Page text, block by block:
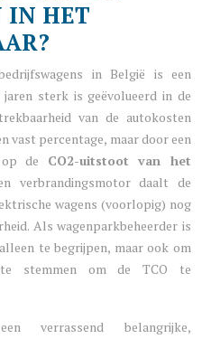
IN HET
in België is een
sterk is geëvolueerd in de
van de autokosten
vast percentage, maar door een
de CO2-uitstoot van het
verbrandingsmotor daalt de
wagens (voorlopig) nog
Als wagenparkbeheerder is
te begrijpen, maar ook om
stemmen om de TCO te
verrassend belangrijke,